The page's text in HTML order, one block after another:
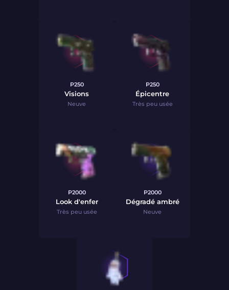
P250
Visions
Neuve
P250
Épicentre
Très peu usée
P2000
Look d'enfer
Très peu usée
P2000
Dégradé ambré
Neuve